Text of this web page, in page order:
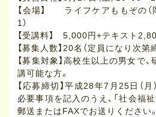
【会場】 ライフケアももぞの
1）
【受講料】 5,000円+テキスト
【募集人数】20名（定員になり次第
【募集対象】高校生以上の男女で
講可能な方。
【応募締切】平成28年7月25日（
必要事項を記入のうえ、「社会福
郵送またはFAXでお送りください。